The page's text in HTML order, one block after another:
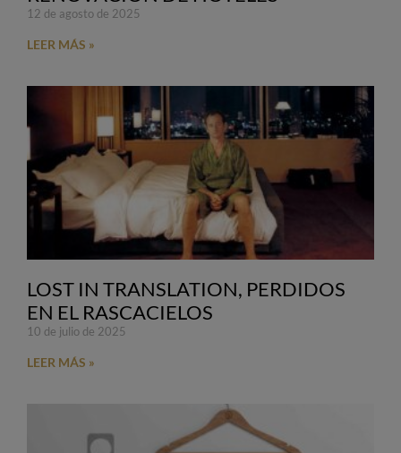
12 de agosto de 2025
LEER MÁS »
LOST IN TRANSLATION, PERDIDOS
EN EL RASCACIELOS
10 de julio de 2025
LEER MÁS »